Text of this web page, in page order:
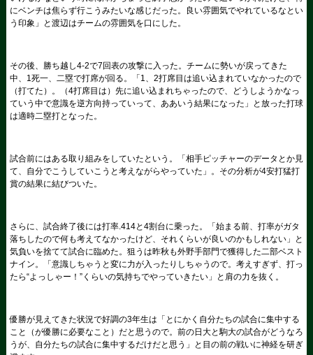
にベンチは焦らず行こうみたいな感じだった。良い雰囲気でやれているなとい
う印象」と渡辺はチームの雰囲気を口にした。
その後、勝ち越し4-2で7回表の攻撃に入った。チームに勢いが戻ってきた
中、1死一、二塁で打席が回る。「1、2打席目は追い込まれていなかったので
（打てた）。（4打席目は）先に追い込まれちゃったので、どうしようかなっ
ていう中で意識を逆方向持っていって、ああいう結果になった」と放った打球
は適時二塁打となった。
試合前にはある取り組みをしていたという。「相手ピッチャーのデータとか見
て、自分でこうしていこうと考えながらやっていた」。その分析が4安打猛打
賞の結果に結びついた。
さらに、試合終了後には打率.414と4割台に乗った。「始まる前、打率がガタ
落ちしたので何も考えてなかったけど、それくらいが良いのかもしれない」と
気負いを捨てて試合に臨めた。狙うは昨秋も外野手部門で獲得した二部ベスト
ナイン。「意識しちゃうと変に力が入ったりしちゃうので。考えすぎず、打っ
たら“よっしゃー！”くらいの気持ちでやっていきたい」と肩の力を抜く。
優勝が見えてきた状況で好調の3年生は「とにかく自分たちの試合に集中する
こと（が優勝に必要なこと）だと思うので。前の日大と駒大の試合がどうなろ
うが、自分たちの試合に集中するだけだと思う」と目の前の戦いに神経を研ぎ